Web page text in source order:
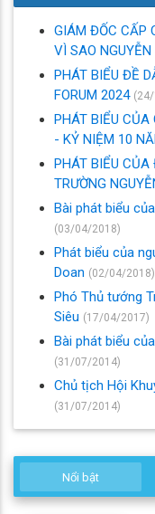
GIÁM ĐỐC CẤP
VÌ SAO NGUYỄN
PHÁT BIỂU ĐỀ
FORUM 2024
PHÁT BIỂU
- KỶ NIỆM 10
PHÁT BIỂU
TRƯỜNG
Bài phát biểu
(03/04/2018)
Phát biểu của
Doan (02/04/2018)
Phó Thủ tướng
Siêu (17/04/2017)
Bài phát biểu
(31/07/2014)
Chủ tịch Hội
(31/07/2014)
Nổi bật